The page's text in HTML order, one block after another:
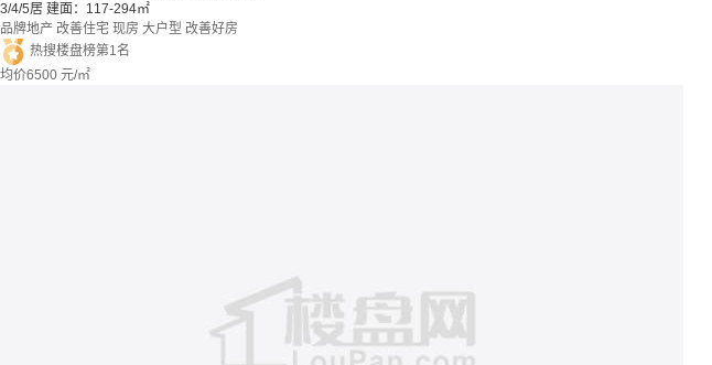
3/4/5居 建面：117-294㎡
品牌地产 改善住宅 现房 大户型 改善好房
热搜楼盘榜第1名
均价6500 元/㎡